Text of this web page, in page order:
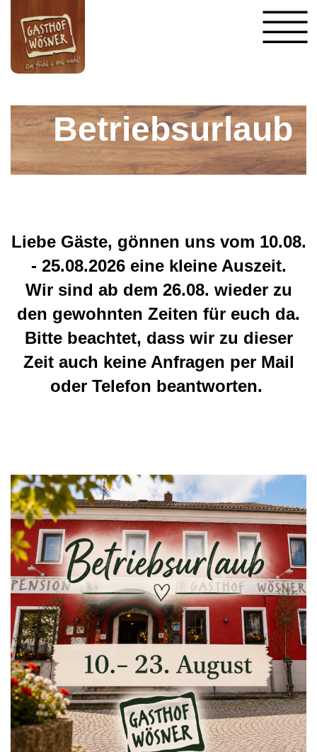
Betriebsurlaub
Liebe Gäste, gönnen uns vom 10.08.
- 25.08.2026 eine kleine Auszeit.
Wir sind ab dem 26.08. wieder zu
den gewohnten Zeiten für euch da.
Bitte beachtet, dass wir zu dieser
Zeit auch keine Anfragen per Mail
oder Telefon beantworten.